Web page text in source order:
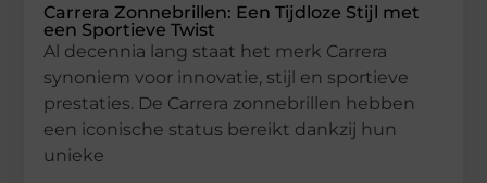
Carrera Zonnebrillen: Een Tijdloze Stijl met
een Sportieve Twist
Al decennia lang staat het merk Carrera
synoniem voor innovatie, stijl en sportieve
prestaties. De Carrera zonnebrillen hebben
een iconische status bereikt dankzij hun
unieke